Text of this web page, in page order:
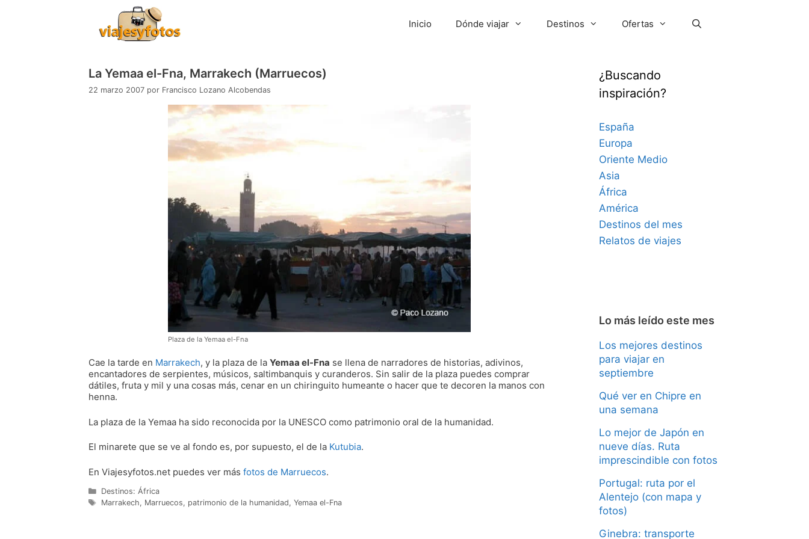
Inicio Dónde viajar Destinos Ofertas
La Yemaa el-Fna, Marrakech (Marruecos)
22 marzo 2007 por Francisco Lozano Alcobendas
Plaza de la Yemaa el-Fna
Cae la tarde en Marrakech, y la plaza de la Yemaa el-Fna se llena de narradores de historias, adivinos,
encantadores de serpientes, músicos, saltimbanquis y curanderos. Sin salir de la plaza puedes comprar
dátiles, fruta y mil y una cosas más, cenar en un chiringuito humeante o hacer que te decoren la manos con
henna.
La plaza de la Yemaa ha sido reconocida por la UNESCO como patrimonio oral de la humanidad.
El minarete que se ve al fondo es, por supuesto, el de la Kutubia.
En Viajesyfotos.net puedes ver más fotos de Marruecos.
Categorías
Destinos: África
Etiquetas
Marrakech, Marruecos, patrimonio de la humanidad, Yemaa el-Fna
¿Buscando
inspiración?
España
Europa
Oriente Medio
Asia
África
América
Destinos del mes
Relatos de viajes
Lo más leído este mes
Los mejores destinos
para viajar en
septiembre
Qué ver en Chipre en
una semana
Lo mejor de Japón en
nueve días. Ruta
imprescindible con fotos
Portugal: ruta por el
Alentejo (con mapa y
fotos)
Ginebra: transporte